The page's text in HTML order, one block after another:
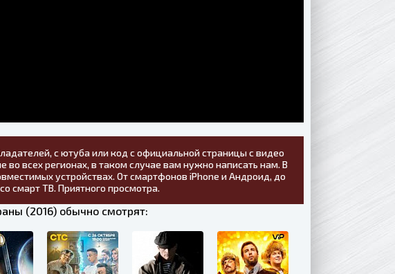
с ютуба или код с официальной страницы с видео
всех регионах, в таком случае вам нужно написать нам. В
устройствах. От смартфонов iPhone и Андроид, до
смарт ТВ. Приятного просмотра.
(2016) обычно смотрят: